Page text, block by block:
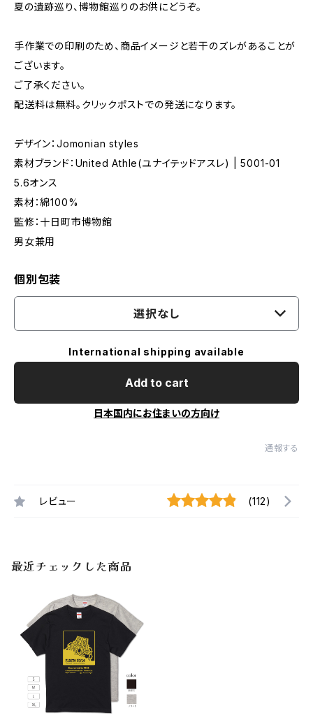
夏の遺跡巡り、博物館巡りのお供にどうぞ。
手作業での印刷のため、商品イメージと若干のズレがあることが
ございます。
ご了承ください。
配送料は無料。クリックポストでの発送になります。
デザイン：Jomonian styles
素材ブランド：United Athle(ユナイテッドアスレ) | 5001-01
5.6オンス
素材：綿100%
監修：十日町市博物館
男女兼用
個別包装
選択なし
International shipping available
Add to cart
日本国内にお住まいの方向け
通報する
レビュー (112)
最近チェックした商品